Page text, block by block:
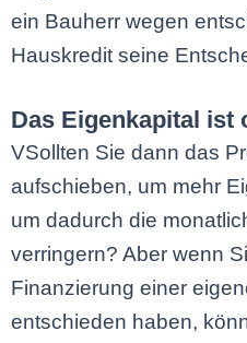
ein Bauherr wegen
Hauskredit seine
Das Eigenkapital ist
VSollten Sie dann das
aufschieben, um mehr
um dadurch die
verringern? Aber wenn
Finanzierung einer
entschieden haben,